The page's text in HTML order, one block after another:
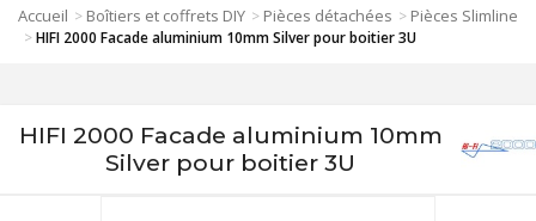
Accueil > Boîtiers et coffrets DIY > Pièces détachées > Pièces Slimline
>HIFI 2000 Facade aluminium 10mm Silver pour boitier 3U
HIFI 2000 Facade aluminium 10mm
Silver pour boitier 3U